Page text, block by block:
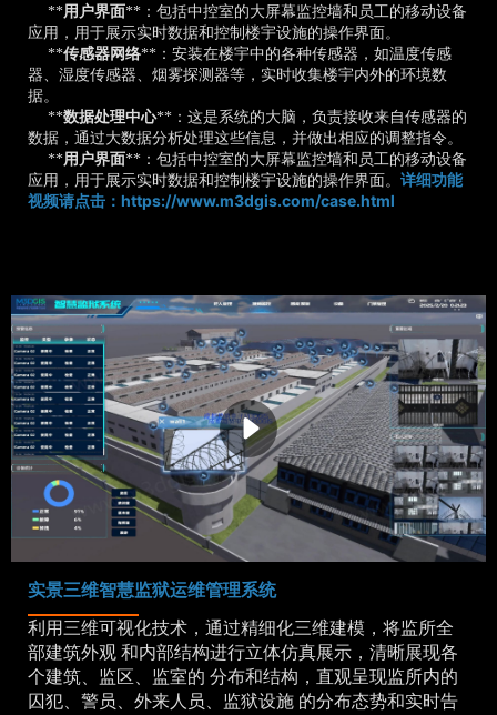
**用户界面**：包括中控室的大屏幕监控墙和员工的移动设备
应用，用于展示实时数据和控制楼宇设施的操作界面。
**传感器网络**：安装在楼宇中的各种传感器，如温度传感
器、湿度传感器、烟雾探测器等，实时收集楼宇内外的环境数
据。
**数据处理中心**：这是系统的大脑，负责接收来自传感器的
数据，通过大数据分析处理这些信息，并做出相应的调整指令。
**用户界面**：包括中控室的大屏幕监控墙和员工的移动设备
应用，用于展示实时数据和控制楼宇设施的操作界面。 详细功能
视频请点击： https://www.m3dgis.com/case.html
实景三维智慧监狱运维管理系统
利用三维可视化技术，通过精细化三维建模，将监所全
部建筑外观 和内部结构进行立体仿真展示，清晰展现各
个建筑、监区、监室的 分布和结构，直观呈现监所内的
囚犯、警员、外来人员、监狱设施 的分布态势和实时告